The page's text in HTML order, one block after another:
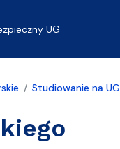
UG
Studiowanie na UG